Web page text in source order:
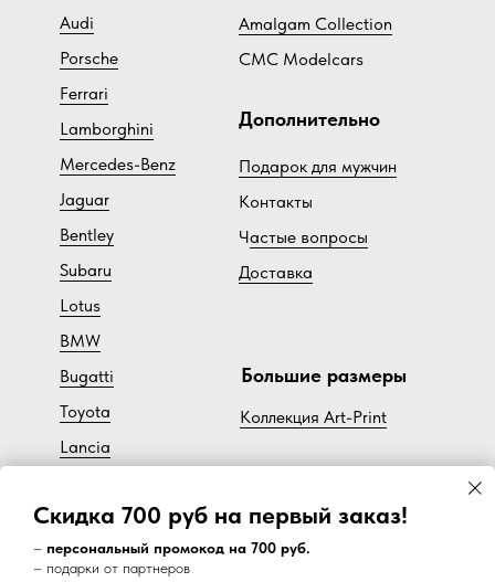
Скидка 700 руб на первый заказ!
– персональный промокод на 700 руб.
– подарки от партнеров
Audi
Porsche
Ferrari
Lamborghini
Mercedes-Benz
Jaguar
Bentley
Subaru
Lotus
BMW
Bugatti
Toyota
Lancia
Volvo
Amalgam Collection
CMC Modelcars
Дополнительно
Подарок для мужчин
Контакты
Частые вопросы
Доставка
Большие размеры
Коллекция Art-Print